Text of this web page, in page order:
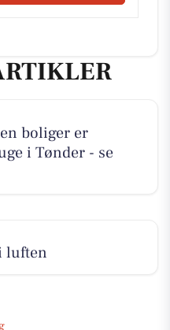
boliger er
i Tønder - se
luften